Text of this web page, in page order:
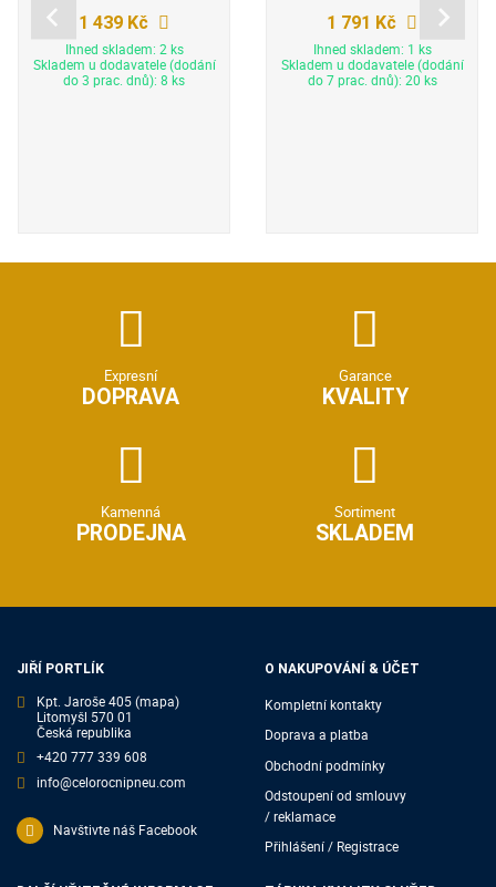
1 439 Kč
Ihned skladem: 2 ks
Skladem u dodavatele (dodání
do 3 prac. dnů): 8 ks
1 791 Kč
Ihned skladem: 1 ks
Skladem u dodavatele (dodání
do 7 prac. dnů): 20 ks
Expresní
DOPRAVA
Garance
KVALITY
Kamenná
PRODEJNA
Sortiment
SKLADEM
JIŘÍ PORTLÍK
Kpt. Jaroše 405(mapa)
Litomyšl 570 01
Česká republika
+420 777 339 608
info@celorocnipneu.com
Navštivte náš Facebook
O NAKUPOVÁNÍ & ÚČET
Kompletní kontakty
Doprava a platba
Obchodní podmínky
Odstoupení od smlouvy
/ reklamace
Přihlášení / Registrace